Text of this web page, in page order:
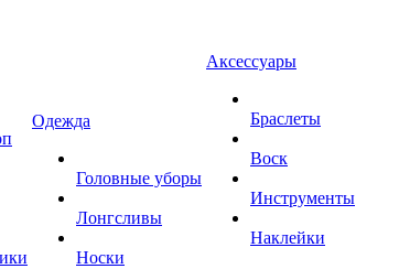
Одежда
Головные уборы
Лонгсливы
Носки
Аксессуары
Браслеты
Воск
Инструменты
Наклейки